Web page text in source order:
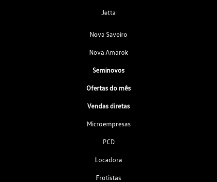
Jetta
Nova Saveiro
Nova Amarok
Seminovos
Ofertas do mês
Vendas diretas
Microempresas
PCD
Locadora
Frotistas